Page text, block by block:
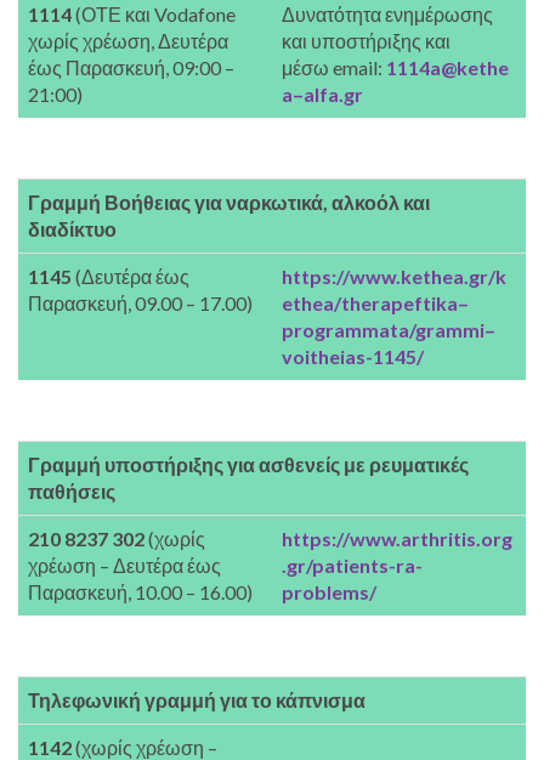
1114(ΟΤΕ και Vodafone
χωρίς χρέωση, Δευτέρα
έως Παρασκευή, 09:00 –
21:00)
Δυνατότητα ενημέρωσης
και υποστήριξης και
μέσω email: 1114a@kethe
a–alfa.gr
Γραμμή Βοήθειας για ναρκωτικά, αλκοόλ και
διαδίκτυο
1145 (Δευτέρα έως
Παρασκευή, 09.00 – 17.00)
https://www.kethea.gr/k
ethea/therapeftika–
programmata/grammi–
voitheias-1145/
Γραμμή υποστήριξης για ασθενείς με ρευματικές
παθήσεις
210 8237 302(χωρίς
χρέωση – Δευτέρα έως
Παρασκευή, 10.00 – 16.00)
https://www.arthritis.org
.gr/patients-ra-
problems/
Τηλεφωνική γραμμή για το κάπνισμα
1142(χωρίς χρέωση –